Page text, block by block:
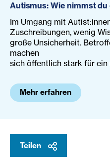
Autismus: Wie nimmst du
Im Umgang mit
Zuschreibungen, wenig
große Unsicherheit.
machen
sich öffentlich stark für
Mehr erfahren
Teilen